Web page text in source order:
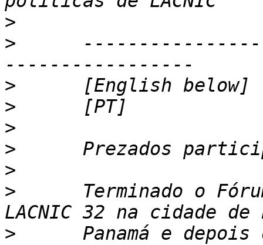
>
>
>
>
>
>
>
>
Terminado o
>
Panamá e depois